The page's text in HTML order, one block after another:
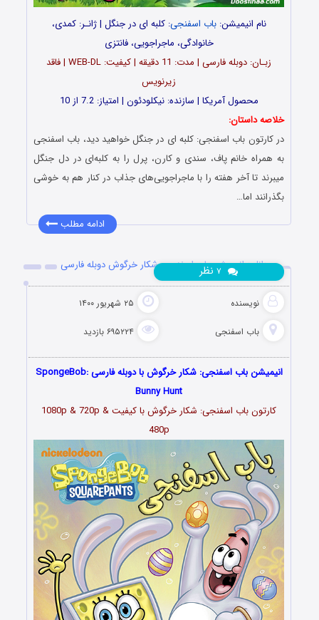
نام انیمیشن:باب اسفنجی: کلبه ای در جنگل | ژانـر: کمدی،
خانوادگی، ماجراجویی، فانتزی
زبـان: دوبله فارسی | مدت: 11 دقیقه | کیفیت: WEB-DL | فاقد
زیرنویس
محصول آمریکا | سازنده: نیکلودئون | امتیاز: 7.2 از 10
خلاصه داستان:
در کارتون باب اسفنجی: کلبه ای در جنگل خواهید دید، باب اسفنجی
به همراه خانم پاف، سندی و کارن، پرل را به کلبه‌ای در دل جنگل
میبرند تا آخر هفته را با ماجراجویی‌های جذاب در کنار هم به خوشی
بگذرانند اما…
ادامه مطلب
دانلود انیمیشن باب اسفنجی: شکار خرگوش دوبله فارسی
نویسنده ۲۵ شهریور ۱۴۰۰
باب اسفنجی ۶۹۵۲۲۴ بازدید
نظر
انیمیشن باب اسفنجی: شکار خرگوش با دوبله فارسی SpongeBob:
Bunny Hunt
کارتون باب اسفنجی: شکار خرگوش با کیفیت 1080p & 720p &
480p